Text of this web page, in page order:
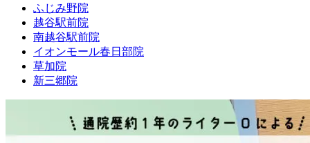
ふじみ野院
越谷駅前院
南越谷駅前院
イオンモール春日部院
草加院
新三郷院